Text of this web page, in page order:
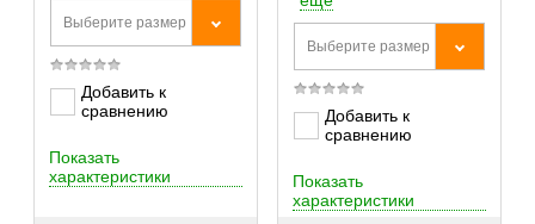
Выберите размер
Добавить к
сравнению
Показать
характеристики
Выберите размер
Добавить к
сравнению
Показать
характеристики